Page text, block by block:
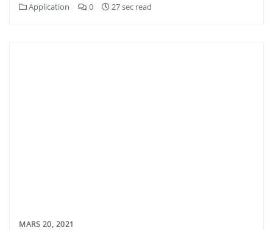
Application 0 27 sec read
MARS 20, 2021